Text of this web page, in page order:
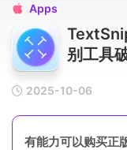
 Apps
别工具
2025-10-06
有能力可以购买正